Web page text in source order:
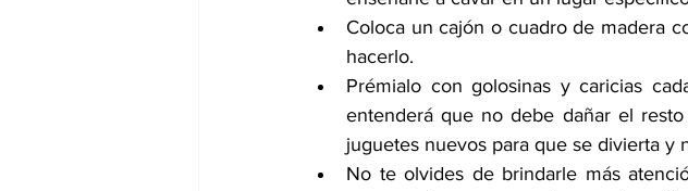
Coloca un cajón o cuadro de madera
hacerlo.
Prémialo con golosinas y caricias
entenderá que no debe dañar el
juguetes nuevos para que se divierta y
No te olvides de brindarle más